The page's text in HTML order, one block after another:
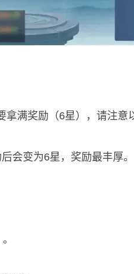
满奖励（6星），请注意
会变为6星，奖励最丰厚。